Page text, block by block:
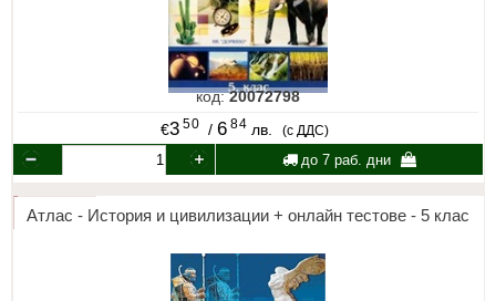
код:20072798
€3 50 /6 84 лв. (с ДДС)
до 7 раб. дни
Атлас - История и цивилизации + онлайн тестове - 5 клас